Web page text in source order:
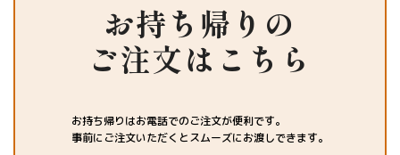
お持ち帰りの
ご注文はこちら
お持ち帰りはお電話でのご注文が便利です。
事前にご注文いただくとスムーズにお渡しできます。